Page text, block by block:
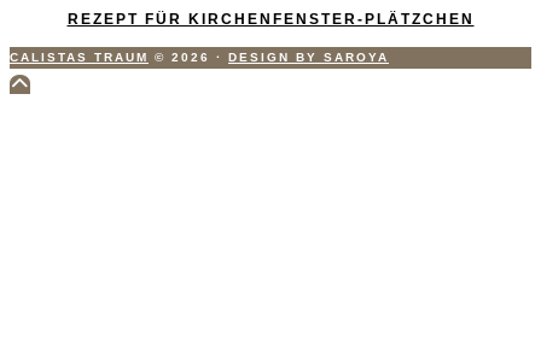
REZEPT FÜR KIRCHENFENSTER-PLÄTZCHEN
CALISTAS TRAUM © 2026 · DESIGN BY SAROYA
Scroll